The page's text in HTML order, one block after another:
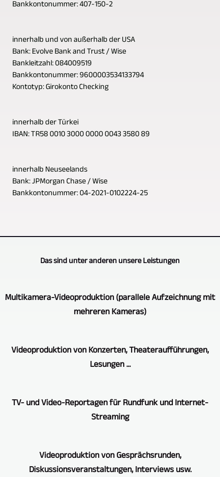
Bankkontonummer: 407-150-2
innerhalb und von außerhalb der USA
Bank: Evolve Bank and Trust / Wise
Bankleitzahl: 084009519
Bankkontonummer: 9600003534133794
Kontotyp: Girokonto Checking
innerhalb der Türkei
IBAN: TR58 0010 3000 0000 0043 3580 89
innerhalb Neuseelands
Bank: JPMorgan Chase / Wise
Bankkontonummer: 04-2021-0102224-25
Das sind unter anderen unsere Leistungen
Multikamera-Videoproduktion (parallele Aufzeichnung mit
mehreren Kameras)
VIDEOPRODUKTION
bietet
die
Video-
mehreren
Kameras
Videoproduktion von Konzerten, Theateraufführungen,
Lesungen ...
die
Videoaufzeichnung
Konzerten,
Theateraufführungen,
TV- und Video-Reportagen für Rundfunk und Internet-
Streaming
in
Videoproduktion von Gesprächsrunden,
Diskussionsveranstaltungen, Interviews usw.